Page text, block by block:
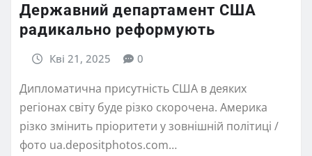
Державний департамент США
радикально реформують
Кві 21, 2025 0
Дипломатична присутність США в деяких
регіонах світу буде різко скорочена. Америка
різко змінить пріоритети у зовнішній політиці /
фото ua.depositphotos.com…